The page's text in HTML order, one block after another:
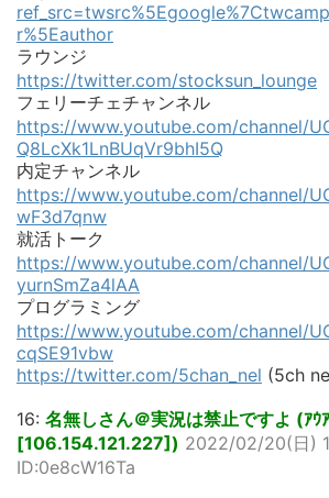
r%5Eauthor
ラウンジ
https://twitter.com/stocksun_lounge
フェリーチェチャンネル
https://www.youtube.com/channel/
Q8LcXk1LnBUqVr9bhI5Q
内定チャンネル
https://www.youtube.com/channel/
wF3d7qnw
就活トーク
https://www.youtube.com/channel/
yurnSmZa4lAA
プログラミング
https://www.youtube.com/channel/
cqSE91vbw
https://twitter.com/5chan_nel (5ch
16: 名無しさん＠実況は禁止ですよ (ｱ
[106.154.121.227]) 2022/02/20(日)
ID:0e8cW16Ta